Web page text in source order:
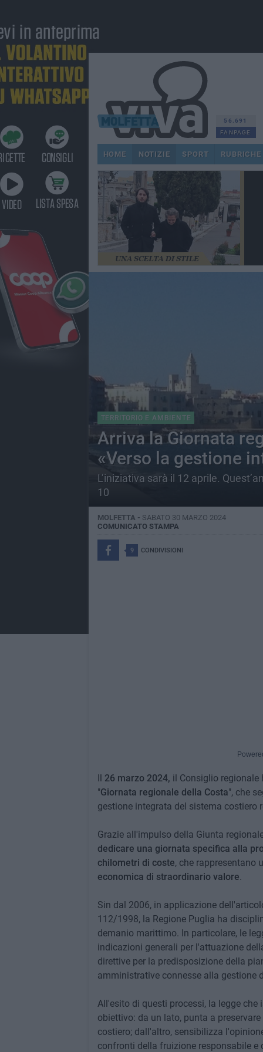
56.691
FANPAGE
HOME NOTIZIE SPORT RUBRICHE
TERRITORIO E AMBIENTE
Arriva la Giornata
«Verso la gestione
L’iniziativa sarà il 12 aprile.
10
MOLFETTA - SABATO 30 MARZO 2024
COMUNICATO STAMPA
9 CONDIVISIONI
Il 26 marzo 2024, il Consiglio
"Giornata regionale della Costa", che
gestione integrata del sistema costiero
Grazie all'impulso della Giunta
dedicare una giornata specifica alla
chilometri di coste, che rappresentano
economica di straordinario valore.
Sin dal 2006, in applicazione
112/1998, la Regione Puglia ha
demanio marittimo. In particolare, le
indicazioni generali per l'attuazione
direttive per la predisposizione della
amministrative connesse alla gestione
All'esito di questi processi, la legge
obiettivo: da un lato, punta a
costiero; dall'altro, sensibilizza
confronti della fruizione responsabile e